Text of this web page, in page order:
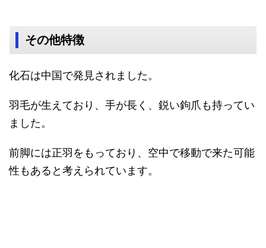
その他特徴
化石は中国で発見されました。
羽毛が生えており、手が長く、鋭い鉤爪も持ってい
ました。
前脚には正羽をもっており、空中で移動で来た可能
性もあると考えられています。